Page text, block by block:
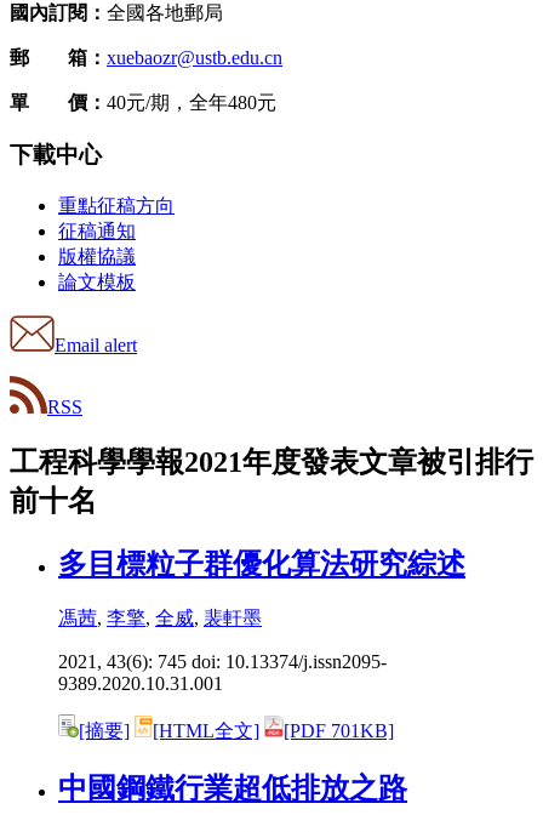
國內訂閱： 全國各地郵局
郵 箱： xuebaozr@ustb.edu.cn
單 價： 40元/期，全年480元
下載中心
重點征稿方向
征稿通知
版權協議
論文模板
Email alert
RSS
工程科學學報2021年度發表文章被引排行
前十名
多目標粒子群優化算法研究綜述
馮茜, 李擎, 全威, 裴軒墨
2021, 43(6): 745 doi: 10.13374/j.issn2095-
9389.2020.10.31.001
[摘要] [HTML全文] [PDF 701KB]
中國鋼鐵行業超低排放之路